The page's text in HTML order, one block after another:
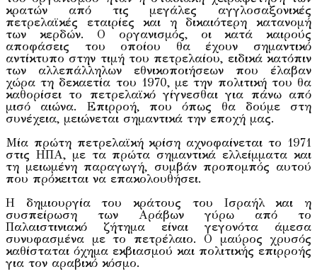
κρατών από τις μεγάλες αγγλοσαξονικές
πετρελαϊκές εταιρίες και η δικαιότερη κατανομή
των κερδών. Ο οργανισμός, οι κατά καιρούς
αποφάσεις του οποίου θα έχουν σημαντικό
αντίκτυπο στην τιμή του πετρελαίου, ειδικά κατόπιν
των αλλεπάλληλων εθνικοποιήσεων που έλαβαν
χώρα τη δεκαετία του 1970, με την πολιτική του θα
καθορίσει το πετρελαϊκό γίγνεσθαι για πάνω από
μισό αιώνα. Επιρροή, που όπως θα δούμε στη
συνέχεια, μειώνεται σημαντικά την εποχή μας.
Μία πρώτη πετρελαϊκή κρίση αχνοφαίνεται το 1971
στις ΗΠΑ, με τα πρώτα σημαντικά ελλείμματα και
τη μειωμένη παραγωγή, συμβάν προπομπός αυτού
που πρόκειται να επακολουθήσει.
Η δημιουργία του κράτους του Ισραήλ και η
συσπείρωση των Αράβων γύρω από το
Παλαιστινιακό ζήτημα είναι γεγονότα άμεσα
συνυφασμένα με το πετρέλαιο. Ο μαύρος χρυσός
καθίσταται όχημα εκβιασμού και πολιτικής επιρροής
για τον αραβικό κόσμο.